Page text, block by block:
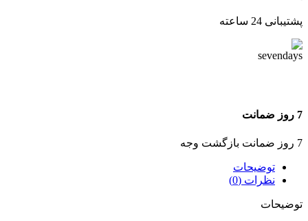
پشتیبانی 24 ساعته
7 روز ضمانت
7 روز ضمانت بازگشت وجه
توضیحات
نظرات (0)
توضیحات